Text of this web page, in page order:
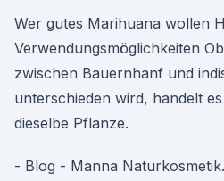
Wer gutes Marihuana wollen
Verwendungsmöglichkeiten
zwischen Bauernhanf und
unterschieden wird, handelt
dieselbe Pflanze.
- Blog - Manna